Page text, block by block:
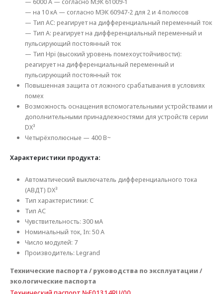
— на 10 кА — согласно МЭК 60947-2 для 2 и 4 полюсов
— Тип AC: реагирует на дифференциальный переменный ток
— Тип A: реагирует на дифференциальный переменный и
пульсирующий постоянный ток
— Тип Hpi (высокий уровень помехоустойчивости):
реагирует на дифференциальный переменный и
пульсирующий постоянный ток
Повышенная защита от ложного срабатывания в условиях
помех
Возможность оснащения вспомогательными устройствами и
дополнительными принадлежностями для устройств серии
DX³
Четырёхполюсные — 400 В~
Характеристики продукта:
Автоматический выключатель дифференциального тока
(АВДТ) DX³
Тип характеристики: С
Тип AC
Чувствительность: 300 мА
Номинальный ток, In: 50 А
Число модулей: 7
Производитель: Legrand
Технические паспорта / руководства по эксплуатации /
экологические паспорта